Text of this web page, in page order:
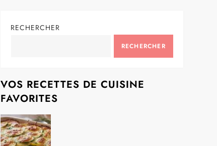
RECHERCHER
RECHERCHER
VOS RECETTES DE CUISINE
FAVORITES